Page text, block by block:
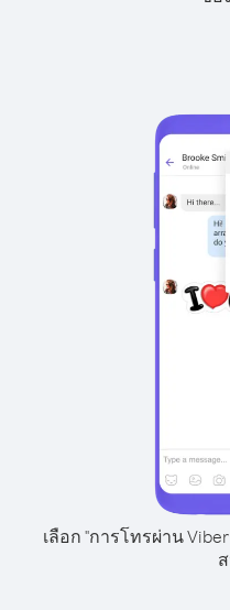
เลือก "การโทรผ่าน